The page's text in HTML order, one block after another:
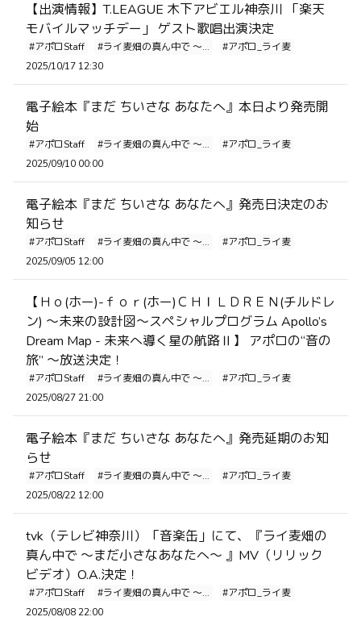
【出演情報】T.LEAGUE 木下アビエル神奈川 「楽天
モバイルマッチデー」 ゲスト歌唱出演決定
#アポロStaff #ライ麦畑の真ん中で ～...
#アポロ_ライ麦
2025/10/17 12:30
電子絵本『まだ ちいさな あなたへ』本日より発売開
始
#アポロStaff #ライ麦畑の真ん中で ～...
#アポロ_ライ麦
2025/09/10 00:00
電子絵本『まだ ちいさな あなたへ』発売日決定のお
知らせ
#アポロStaff #ライ麦畑の真ん中で ～...
#アポロ_ライ麦
2025/09/05 12:00
【Ｈｏ(ホー)-ｆｏｒ(ホー)ＣＨＩＬＤＲＥＮ(チルドレ
ン) ～未来の設計図～スペシャルプログラム Apollo’s
Dream Map - 未来へ導く星の航路Ⅱ】 アポロの“音の
旅” 〜放送決定！
#アポロStaff #ライ麦畑の真ん中で ～...
#アポロ_ライ麦
2025/08/27 21:00
電子絵本『まだ ちいさな あなたへ』発売延期のお知
らせ
#アポロStaff #ライ麦畑の真ん中で ～...
#アポロ_ライ麦
2025/08/22 12:00
tvk（テレビ神奈川）「音楽缶」にて、『ライ麦畑の
真ん中で ～まだ小さなあなたへ～ 』MV（リリック
ビデオ）O.A.決定！
#アポロStaff #ライ麦畑の真ん中で ～...
#アポロ_ライ麦
2025/08/08 22:00